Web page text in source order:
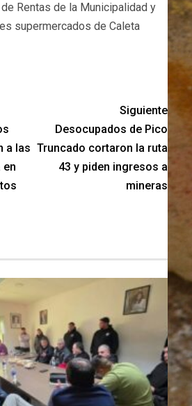
Rentas de la Municipalidad y
supermercados de Caleta
a las
en
Siguiente
Desocupados de Pico
Truncado cortaron la ruta
43 y piden ingresos a
mineras